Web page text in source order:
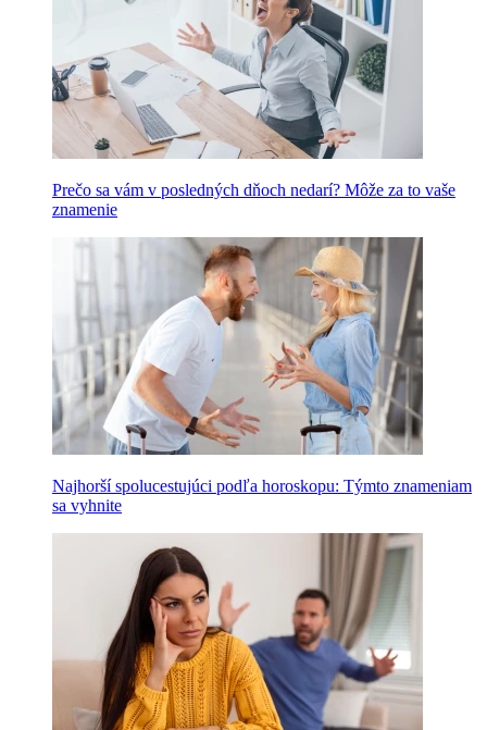
Prečo sa vám v posledných dňoch nedarí? Môže za to vaše
znamenie
Najhorší spolucestujúci podľa horoskopu: Týmto znameniam
sa vyhnite